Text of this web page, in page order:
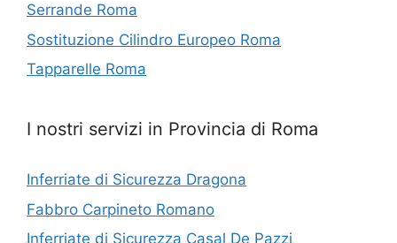
Serrande Roma
Sostituzione Cilindro Europeo Roma
Tapparelle Roma
I nostri servizi in Provincia di Roma
Inferriate di Sicurezza Dragona
Fabbro Carpineto Romano
Inferriate di Sicurezza Casal De Pazzi